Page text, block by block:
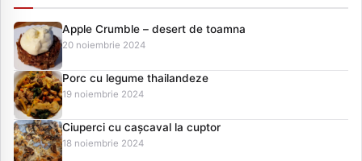
Apple Crumble – desert de toamna
20 noiembrie 2024
Porc cu legume thailandeze
19 noiembrie 2024
Ciuperci cu cașcaval la cuptor
18 noiembrie 2024